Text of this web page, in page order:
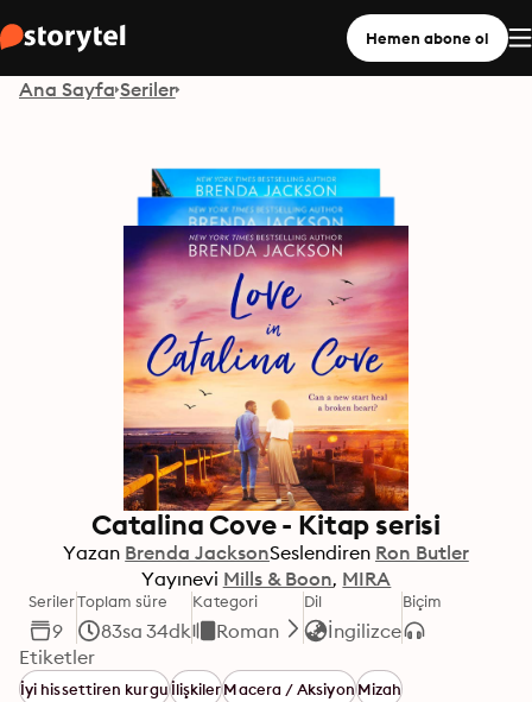
Hemen abone ol
Ana Sayfa Seriler
Catalina Cove - Kitap serisi
Yazan Brenda JacksonSeslendiren Ron Butler
Yayınevi Mills & Boon MIRA
Seriler
9
Toplam süre
83sa 34dk
Kategori
Roman
Dil
İngilizce
Biçim
Etiketler
İyi hissettiren kurguİlişkilerMacera / AksiyonMizah